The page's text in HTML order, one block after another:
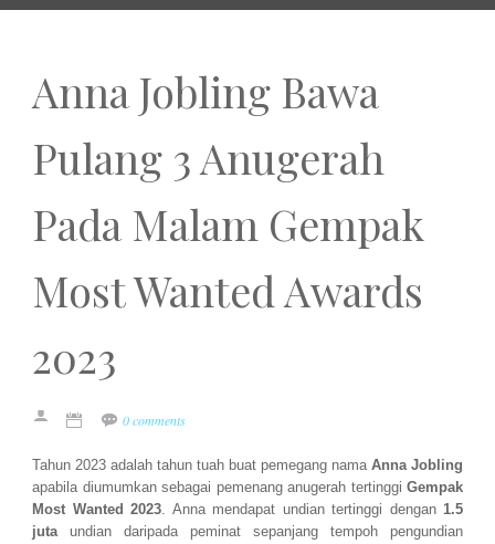
Anna Jobling Bawa
Pulang 3 Anugerah
Pada Malam Gempak
Most Wanted Awards
2023
0 comments
Tahun 2023 adalah tahun tuah buat pemegang nama Anna Jobling
apabila diumumkan sebagai pemenang anugerah tertinggi Gempak
Most Wanted 2023. Anna mendapat undian tertinggi dengan 1.5
jutaundian daripada peminat sepanjang tempoh pengundian